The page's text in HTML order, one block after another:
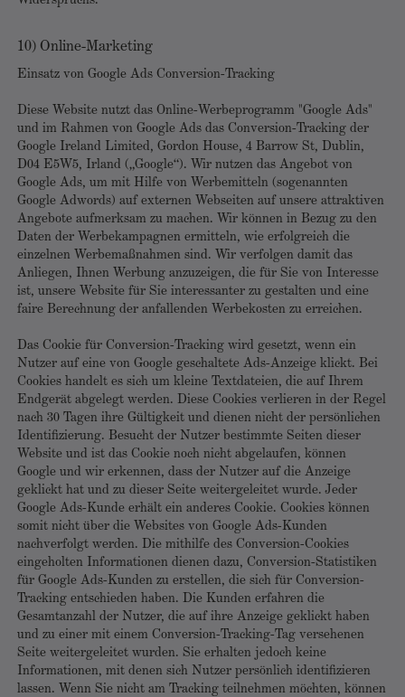
10) Online-Marketing
Einsatz von Google Ads Conversion-Tracking
Diese Website nutzt das Online-Werbeprogramm "Google Ads"
und im Rahmen von Google Ads das Conversion-Tracking der
Google Ireland Limited, Gordon House, 4 Barrow St, Dublin,
D04 E5W5, Irland („Google“). Wir nutzen das Angebot von
Google Ads, um mit Hilfe von Werbemitteln (sogenannten
Google Adwords) auf externen Webseiten auf unsere attraktiven
Angebote aufmerksam zu machen. Wir können in Bezug zu den
Daten der Werbekampagnen ermitteln, wie erfolgreich die
einzelnen Werbemaßnahmen sind. Wir verfolgen damit das
Anliegen, Ihnen Werbung anzuzeigen, die für Sie von Interesse
ist, unsere Website für Sie interessanter zu gestalten und eine
faire Berechnung der anfallenden Werbekosten zu erreichen.
Das Cookie für Conversion-Tracking wird gesetzt, wenn ein
Nutzer auf eine von Google geschaltete Ads-Anzeige klickt. Bei
Cookies handelt es sich um kleine Textdateien, die auf Ihrem
Endgerät abgelegt werden. Diese Cookies verlieren in der Regel
nach 30 Tagen ihre Gültigkeit und dienen nicht der persönlichen
Identifizierung. Besucht der Nutzer bestimmte Seiten dieser
Website und ist das Cookie noch nicht abgelaufen, können
Google und wir erkennen, dass der Nutzer auf die Anzeige
geklickt hat und zu dieser Seite weitergeleitet wurde. Jeder
Google Ads-Kunde erhält ein anderes Cookie. Cookies können
somit nicht über die Websites von Google Ads-Kunden
nachverfolgt werden. Die mithilfe des Conversion-Cookies
eingeholten Informationen dienen dazu, Conversion-Statistiken
für Google Ads-Kunden zu erstellen, die sich für Conversion-
Tracking entschieden haben. Die Kunden erfahren die
Gesamtanzahl der Nutzer, die auf ihre Anzeige geklickt haben
und zu einer mit einem Conversion-Tracking-Tag versehenen
Seite weitergeleitet wurden. Sie erhalten jedoch keine
Informationen, mit denen sich Nutzer persönlich identifizieren
lassen. Wenn Sie nicht am Tracking teilnehmen möchten, können